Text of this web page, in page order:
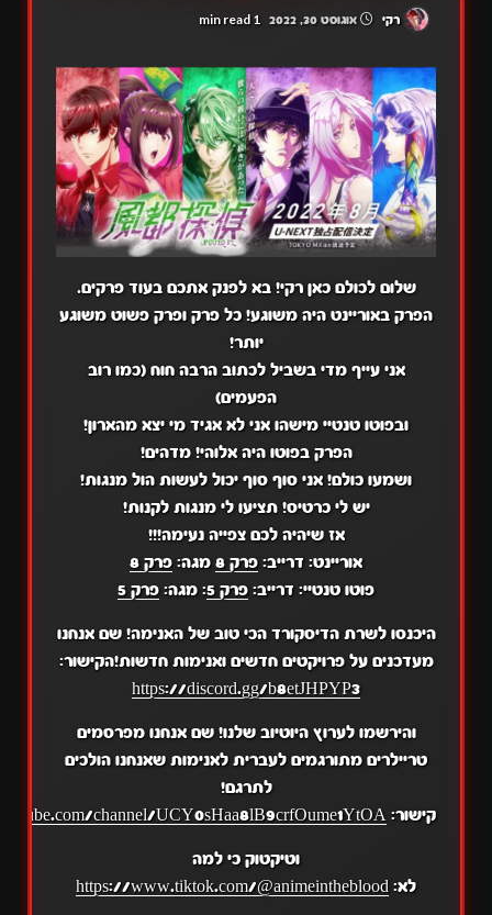
רקי אוגוסט 30, 2022 1 min read
שלום לכולם כאן רקי! בא לפנק אתכם בעוד פרקים.
הפרק באוריינט היה משוגע! כל פרק ופרק פשוט משוגע
יותר!
אני עייף מדי בשביל לכתוב הרבה חוח (כמו רוב
הפעמים)
ובפוטו טנטיי מישהו אני לא אגיד מי יצא מהארון!
הפרק בפוטו היה אלוהי! מדהים!
ושמעו כולם! אני סוף סוף יכול לעשות הול מנגות!
יש לי כרטיס! תציעו לי מנגות לקנות!
אז שיהיה לכם צפייה נעימה!!!
אוריינט: דרייב: פרק 8 מגה: פרק 8
פוטו טנטיי: דרייב: פרק 5 : מגה: פרק 5
היכנסו לשרת הדיסקורד הכי טוב של האנימה! שם אנחנו
מעדכנים על פרויקטים חדשים ואנימות חדשות!הקישור:
https://discord.gg/b8etJHPYP3
והירשמו לערוץ היוטיוב שלנו! שם אנחנו מפרסמים
טריילרים מתורגמים לעברית לאנימות שאנחנו הולכים
לתרגם!
קישור: channel/UCY0sHaa8lB9crfOume1YtOA
וטיקטוק כי למה
לא: https://www.tiktok.com/@animeintheblood